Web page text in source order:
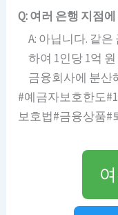
Q: 여러 은행 지점
A: 아닙니다. 같
하여 1인당 1억
금융회사에 분산
#예금자보호한도
보호법#금융상품#